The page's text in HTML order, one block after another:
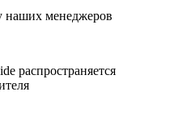
наших менеджеров
распространяется